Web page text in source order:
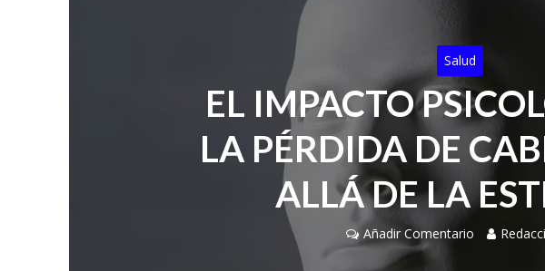
Salud
EL IMPACTO
LA PÉRDIDA DE
ALLÁ DE LA
Añadir Comentario